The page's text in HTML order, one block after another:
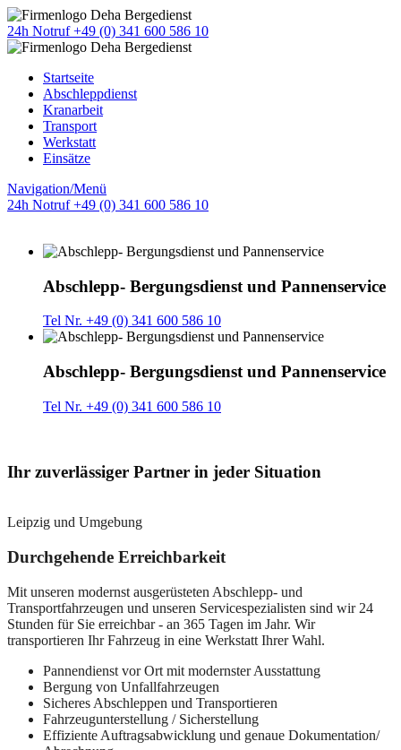
24h Notruf +49 (0) 341 600 586 10
Startseite
Abschleppdienst
Kranarbeit
Transport
Werkstatt
Einsätze
Navigation/Menü
24h Notruf +49 (0) 341 600 586 10
Abschlepp- Bergungsdienst und Pannenservice
Tel Nr. +49 (0) 341 600 586 10
Abschlepp- Bergungsdienst und Pannenservice
Tel Nr. +49 (0) 341 600 586 10
Ihr zuverlässiger Partner in jeder Situation
Leipzig und Umgebung
Durchgehende Erreichbarkeit
Mit unseren modernst ausgerüsteten Abschlepp- und
Transportfahrzeugen und unseren Servicespezialisten sind wir 24
Stunden für Sie erreichbar - an 365 Tagen im Jahr. Wir
transportieren Ihr Fahrzeug in eine Werkstatt Ihrer Wahl.
Pannendienst vor Ort mit modernster Ausstattung
Bergung von Unfallfahrzeugen
Sicheres Abschleppen und Transportieren
Fahrzeugunterstellung / Sicherstellung
Effiziente Auftragsabwicklung und genaue Dokumentation/